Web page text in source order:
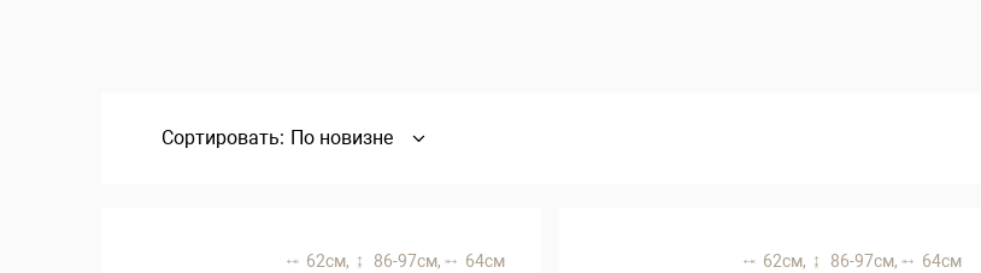
Сортировать: По новизне
62 см, 86-97 см, 64 см 62 см, 86-97 см, 64 см